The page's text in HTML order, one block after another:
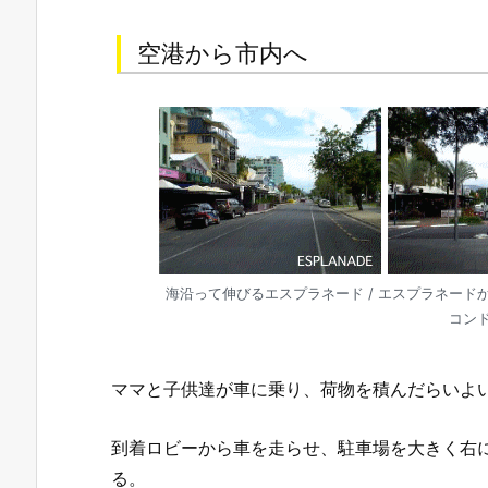
空港から市内へ
海沿って伸びるエスプラネード / エスプラネード
コン
ママと子供達が車に乗り、荷物を積んだらいよ
到着ロビーから車を走らせ、駐車場を大きく
る。